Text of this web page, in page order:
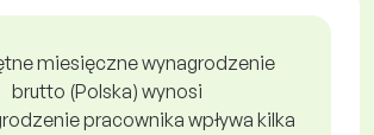
miesięczne wynagrodzenie
brutto (Polska) wynosi
pracownika wpływa kilka